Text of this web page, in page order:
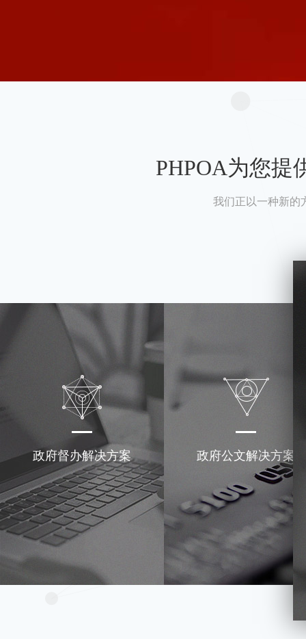
PHPOA为您提
我们正以一种新的
政府督办解决方案 政府公文解决方案